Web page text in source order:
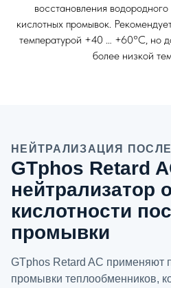
восстановления
кислотных промывок.
температурой +40 … +60°С, но
более низкой
НЕЙТРАЛИЗАЦИЯ
GTphos Retard
нейтрализатор
кислотности
промывки
GTphos Retard AC применяют
промывки теплообменников,